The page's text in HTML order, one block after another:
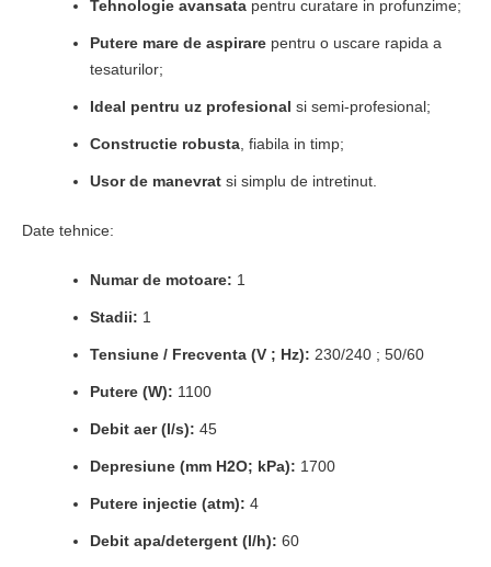
Tehnologie avansata pentru curatare in profunzime;
Putere mare de aspirare pentru o uscare rapida a
tesaturilor;
Ideal pentru uz profesional si semi-profesional;
Constructie robusta , fiabila in timp;
Usor de manevrat si simplu de intretinut.
Date tehnice:
Numar de motoare: 1
Stadii: 1
Tensiune / Frecventa (V ; Hz): 230/240 ; 50/60
Putere (W): 1100
Debit aer (l/s): 45
Depresiune (mm H2O; kPa): 1700
Putere injectie (atm): 4
Debit apa/detergent (l/h): 60